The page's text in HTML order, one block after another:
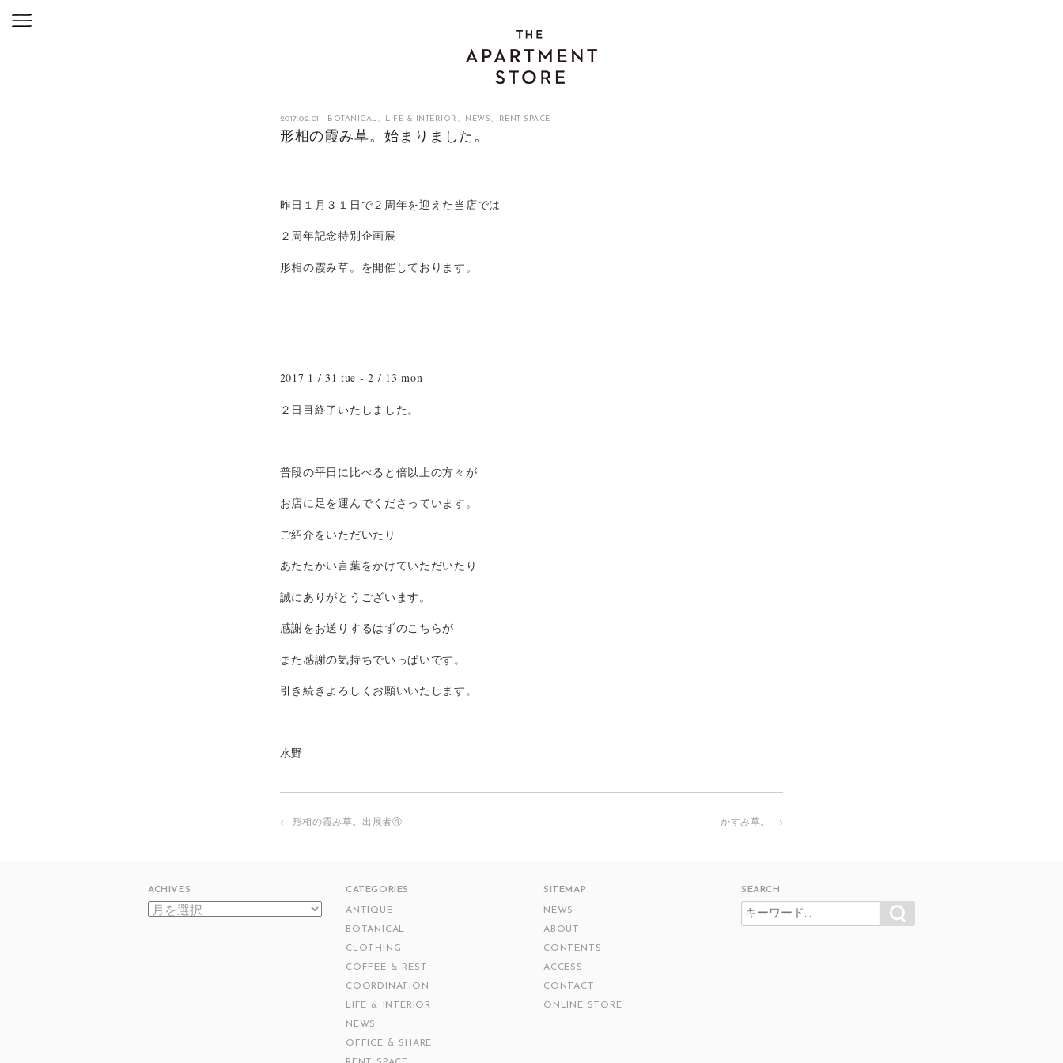
2017.02.01 BOTANICAL、 LIFE & INTERIOR 、 NEWS、 RENT SPACE
形相の霞み草。始まりました。
昨日１月３１日で２周年を迎えた当店では
２周年記念特別企画展
形相の霞み草。を開催しております。
2017 1 / 31 tue - 2 / 13 mon
２日目終了いたしました。
普段の平日に比べると倍以上の方々が
お店に足を運んでくださっています。
ご紹介をいただいたり
あたたかい言葉をかけていただいたり
誠にありがとうございます。
感謝をお送りするはずのこちらが
また感謝の気持ちでいっぱいです。
引き続きよろしくお願いいたします。
水野
投
ゲ
ー
← 形相の霞み草。出展者④ かすみ草。 →
ACHIVES
ACHIVES
CATEGORIES
ANTIQUE
BOTANICAL
CLOTHING
COFFEE & REST
COORDINATION
LIFE & INTERIOR
NEWS
OFFICE & SHARE
SITEMAP
NEWS
ABOUT
CONTENTS
ACCESS
CONTACT
ONLINE STORE
SEARCH
SEARCH